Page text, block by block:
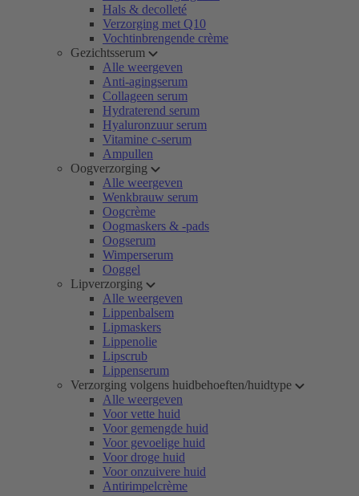
Hals & decolleté
Verzorging met Q10
Vochtinbrengende crème
Gezichtsserum
Alle weergeven
Anti-agingserum
Collageen serum
Hydraterend serum
Hyaluronzuur serum
Vitamine c-serum
Ampullen
Oogverzorging
Alle weergeven
Wenkbrauw serum
Oogcrème
Oogmaskers & -pads
Oogserum
Wimperserum
Ooggel
Lipverzorging
Alle weergeven
Lippenbalsem
Lipmaskers
Lippenolie
Lipscrub
Lippenserum
Verzorging volgens huidbehoeften/huidtype
Alle weergeven
Voor vette huid
Voor gemengde huid
Voor gevoelige huid
Voor droge huid
Voor onzuivere huid
Antirimpelcrème